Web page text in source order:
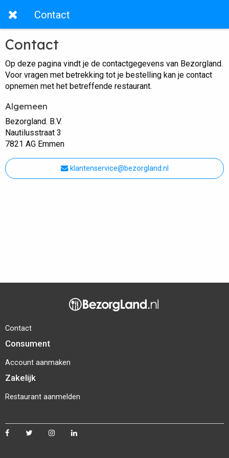
Contact
Contact
Op deze pagina vindt je de contactgegevens van Bezorgland.
Voor vragen met betrekking tot je bestelling kan je contact
opnemen met het betreffende restaurant.
Algemeen
Bezorgland. B.V.
Nautilusstraat 3
7821 AG Emmen
klantenservice@bezorgland.nl
Contact
Consument
Account aanmaken
Zakelijk
Restaurant aanmelden